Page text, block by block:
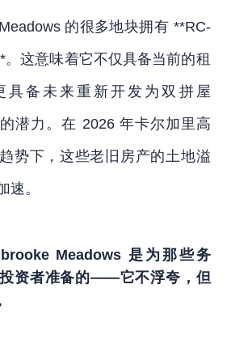
的很多地块拥有 **RC-
。这意味着它不仅具备当前的租
具备未来重新开发为双拼屋
的潜力。在 2026 年卡尔加里高
势下，这些老旧房产的土地溢
速。
Meadows 是为那些务
资者准备的——它不浮夸，但